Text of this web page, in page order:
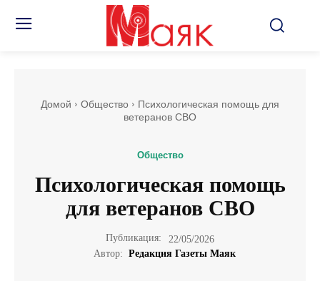
Домой Общество
Психологическая помощь для
ветеранов СВО
Общество
Психологическая помощь
для ветеранов СВО
Публикация:
22/05/2026
Автор: Редакция Газеты Маяк